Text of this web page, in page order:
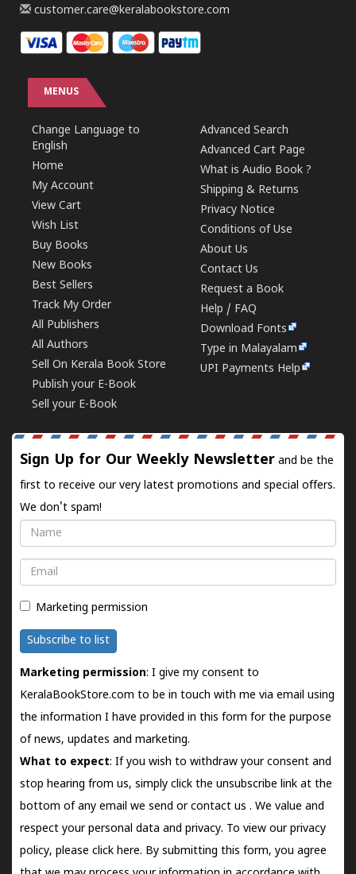
customer.care@keralabookstore.com
MENUS
Change Language to
English
Home
My Account
View Cart
Wish List
Buy Books
New Books
Best Sellers
Track My Order
All Publishers
All Authors
Sell On Kerala Book Store
Publish your E-Book
Sell your E-Book
Advanced Search
Advanced Cart Page
What is Audio Book ?
Shipping & Returns
Privacy Notice
Conditions of Use
About Us
Contact Us
Request a Book
Help / FAQ
Download Fonts
Type in Malayalam
UPI Payments Help
Sign Up for Our Weekly Newsletter and be the
first to receive our very latest promotions and special offers.
We don't spam!
Name
Email
Marketing permission
Subscribe to list
Marketing permission: I give my consent to
KeralaBookStore.com to be in touch with me via email using
the information I have provided in this form for the purpose
of news, updates and marketing.
What to expect: If you wish to withdraw your consent and
stop hearing from us, simply click the unsubscribe link at the
bottom of any email we send orcontact us . We value and
respect your personal data and privacy. To view our privacy
policy, please click here. By submitting this form, you agree